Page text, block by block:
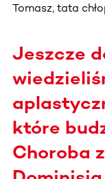
Tomasz, tata
Jeszcze
które
Choroba